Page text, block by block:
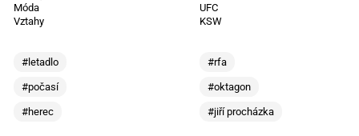
Móda
Vztahy
#letadlo
#počasí
#herec
UFC
KSW
#rfa
#oktagon
#jiří procházka